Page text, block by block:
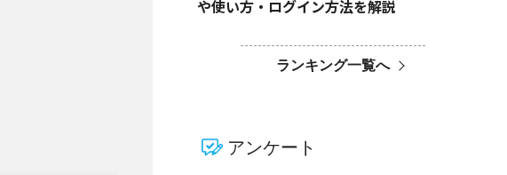
や使い方・ログイン方法を解説
ランキング一覧へ
アンケート